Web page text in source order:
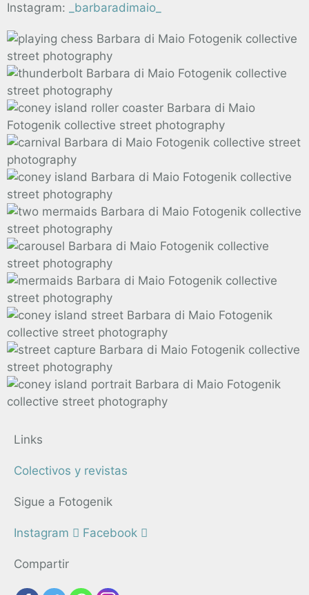
Instagram: _barbaradimaio_
Links
Colectivos y revistas
Sigue a Fotogenik
Instagram Facebook
Compartir